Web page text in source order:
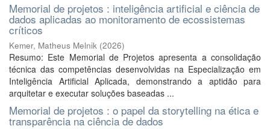
Memorial de projetos : inteligência artificial e ciência de
dados aplicadas ao monitoramento de ecossistemas
críticos
Kemer, Matheus Melnik (2026)
Resumo: Este Memorial de Projetos apresenta a consolidação
técnica das competências desenvolvidas na Especialização em
Inteligência Artificial Aplicada, demonstrando a aptidão para
arquitetar e executar soluções baseadas ...
Memorial de projetos : o papel da storytelling na ética e
transparência na ciência de dados